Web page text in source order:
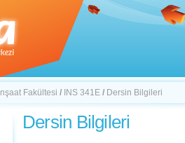
İnşaat Fakültesi / INS 341E / Dersin Bilgileri
Dersin Bilgileri